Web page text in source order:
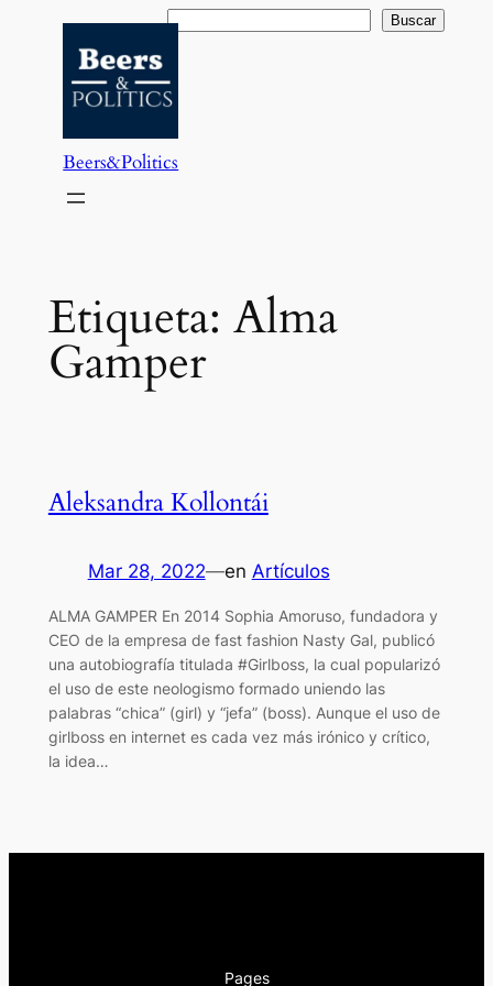
contenido
Buscar Buscar
Beers&Politics
Etiqueta: Alma
Gamper
Aleksandra Kollontái
Mar 28, 2022—en Artículos
ALMA GAMPER En 2014 Sophia Amoruso, fundadora y
CEO de la empresa de fast fashion Nasty Gal, publicó
una autobiografía titulada #Girlboss, la cual popularizó
el uso de este neologismo formado uniendo las
palabras “chica” (girl) y “jefa” (boss). Aunque el uso de
girlboss en internet es cada vez más irónico y crítico,
la idea…
Pages